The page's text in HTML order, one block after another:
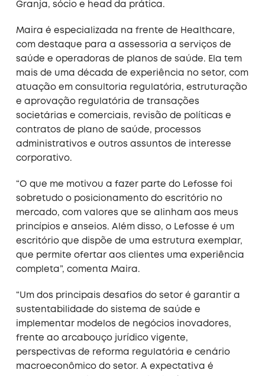
Granja, sócio e head da prática.
Maira é especializada na frente de Healthcare,
com destaque para a assessoria a serviços de
saúde e operadoras de planos de saúde. Ela tem
mais de uma década de experiência no setor, com
atuação em consultoria regulatória, estruturação
e aprovação regulatória de transações
societárias e comerciais, revisão de políticas e
contratos de plano de saúde, processos
administrativos e outros assuntos de interesse
corporativo.
“O que me motivou a fazer parte do Lefosse foi
sobretudo o posicionamento do escritório no
mercado, com valores que se alinham aos meus
princípios e anseios. Além disso, o Lefosse é um
escritório que dispõe de uma estrutura exemplar,
que permite ofertar aos clientes uma experiência
completa”, comenta Maira.
“Um dos principais desafios do setor é garantir a
sustentabilidade do sistema de saúde e
implementar modelos de negócios inovadores,
frente ao arcabouço jurídico vigente,
perspectivas de reforma regulatória e cenário
macroeconômico do setor. A expectativa é